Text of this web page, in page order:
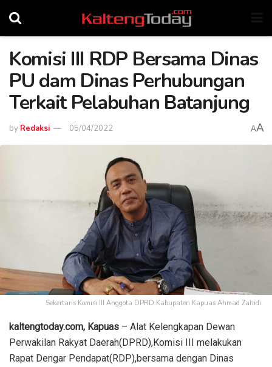
Komisi III RDP Bersama Dinas
PU dam Dinas Perhubungan
Terkait Pelabuhan Batanjung
by Redaksi 05/04/2022 AA
Sekertaris Komisi III Anggota DPRD Kabupaten Kapuas Ahmad Zahidi.
kaltengtoday.com, Kapuas – Alat Kelengkapan Dewan
Perwakilan Rakyat Daerah(DPRD),Komisi III melakukan
Rapat Dengar Pendapat(RDP),bersama dengan Dinas